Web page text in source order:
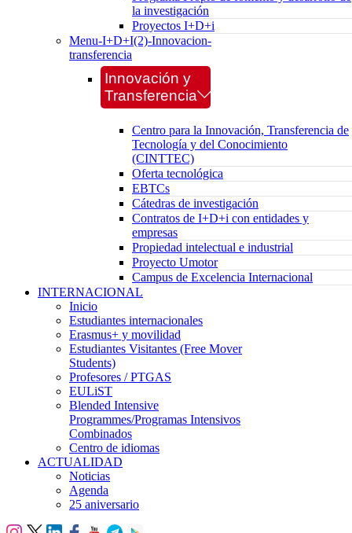
la investigación
Proyectos I+D+i
Menu-I+D+I(2)-Innovacion-
transferencia
Innovación y
Transferencia
Centro para la Innovación, Transferencia de
Tecnología y del Conocimiento
(CINTTEC)
Oferta tecnológica
EBTCs
Cátedras de investigación
Contratos de I+D+i con entidades y
empresas
Propiedad intelectual e industrial
Proyecto Umotor
Campus de Excelencia Internacional
INTERNACIONAL
Inicio
Estudiantes internacionales
Erasmus+ y movilidad
Estudiantes Visitantes (Free Mover
Students)
Profesores / PTGAS
EULiST
Blended Intensive
Programmes/Programas Intensivos
Combinados
Centro de idiomas
ACTUALIDAD
Noticias
Agenda
25 aniversario